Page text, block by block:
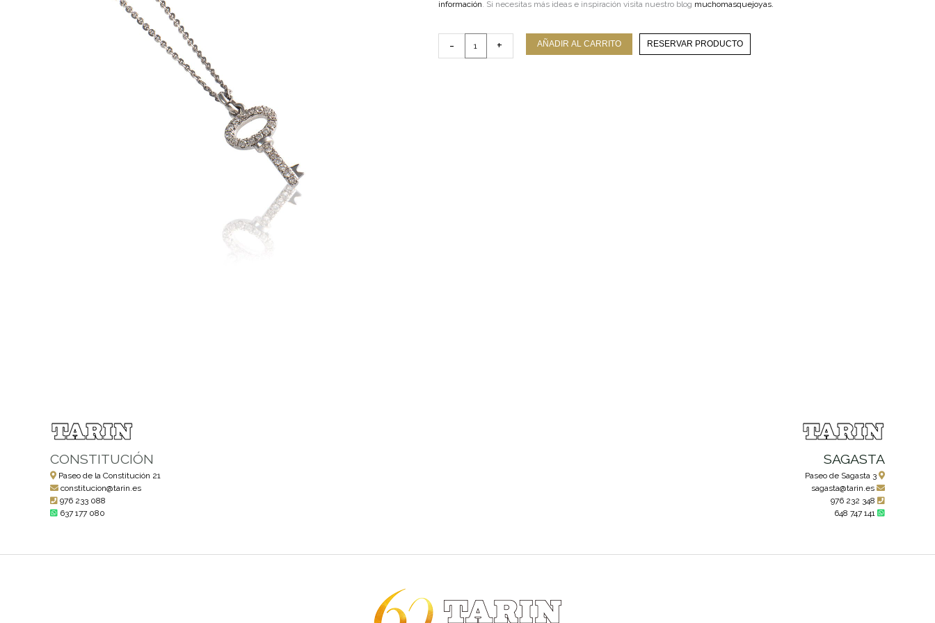
información. Si necesitas más ideas e inspiración visita nuestro blog muchomasquejoyas.
-
Colgante
llave
de
+ AÑADIR AL CARRITO RESERVAR PRODUCTO
CONSTITUCIÓN
Paseo de la Constitución 21
constitucion@tarin.es
976 233 088
637 177 080
SAGASTA
Paseo de Sagasta 3
sagasta@tarin.es
976 232 348
648 747 141